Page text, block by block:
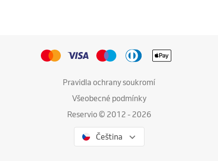
Pravidla ochrany soukromí
Všeobecné podmínky
Reservio © 2012 - 2026
Čeština